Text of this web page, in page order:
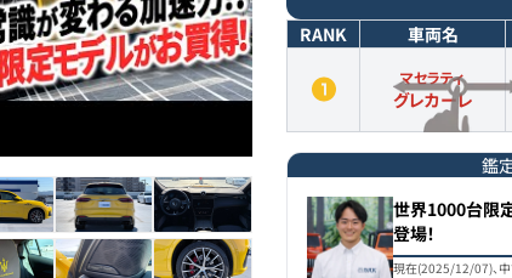
RANK 車両名
マセラティ
グレカーレ
鑑
世界1000台限
登場！
現在(2025/12/07)、